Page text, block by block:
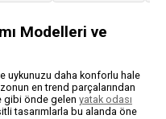
Modelleri ve
uykunuzu daha konforlu hale
en trend parçalarından
gibi önde gelen yatak odası
tasarımlarla bu alanda öne